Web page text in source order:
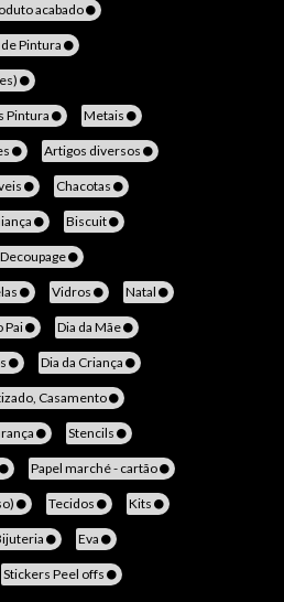
acabado
Pintura
Pintura Metais
Artigos diversos
Chacotas
Biscuit
Decoupage
Vidros Natal
Pai Dia da Mãe
Dia da Criança
Casamento
Stencils
Papel marché - cartão
Tecidos Kits
Eva
Stickers Peel offs